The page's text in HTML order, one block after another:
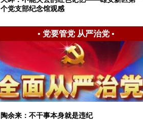
个党支部纪念馆观感
• 党要管党 从严治党•
陶余来：不干事本身就是违纪